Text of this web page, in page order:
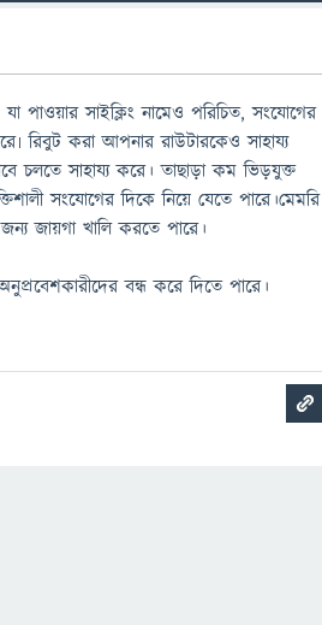
পাওয়ার সাইক্লিং নামেও পরিচিত, সংযোগের
রিবুট করা আপনার রাউটারকেও সাহায্য
চলতে সাহায্য করে। তাছাড়া কম ভিড়যুক্ত
সংযোগের দিকে নিয়ে যেতে পারে।মেমরি
জায়গা খালি করতে পারে।
বন্ধ করে দিতে পারে।